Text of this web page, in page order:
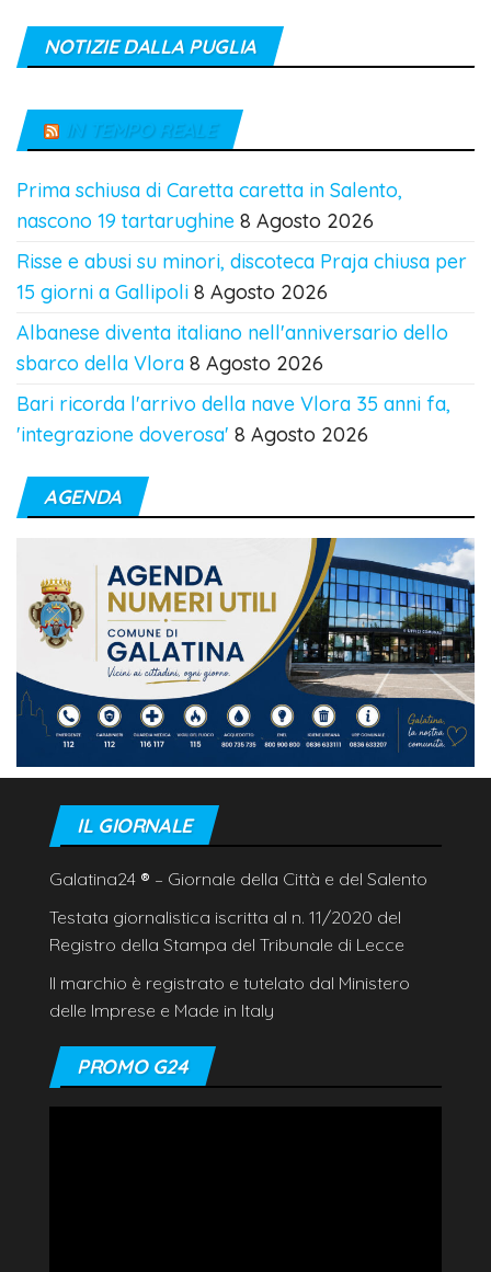
NOTIZIE DALLA PUGLIA
IN TEMPO REALE
Prima schiusa di Caretta caretta in Salento,
nascono 19 tartarughine 8 Agosto 2026
Risse e abusi su minori, discoteca Praja chiusa per
15 giorni a Gallipoli 8 Agosto 2026
Albanese diventa italiano nell'anniversario dello
sbarco della Vlora 8 Agosto 2026
Bari ricorda l'arrivo della nave Vlora 35 anni fa,
'integrazione doverosa' 8 Agosto 2026
AGENDA
IL GIORNALE
Galatina24 ® – Giornale della Città e del Salento
Testata giornalistica iscritta al n. 11/2020 del
Registro della Stampa del Tribunale di Lecce
Il marchio è registrato e tutelato dal Ministero
delle Imprese e Made in Italy
PROMO G24